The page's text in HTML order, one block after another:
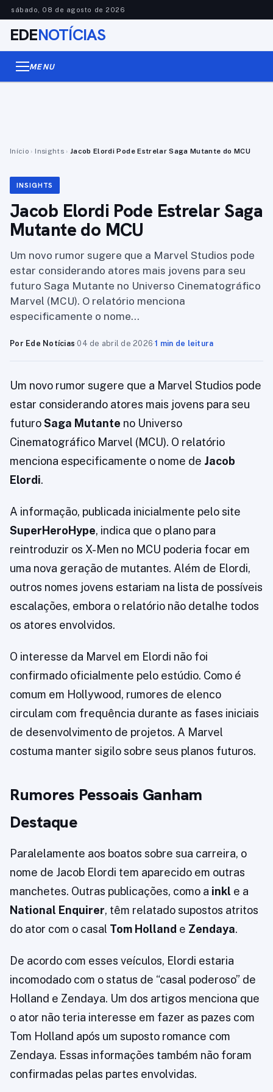
sábado, 08 de agosto de 2026
EDENOTÍCIAS
MENU
Início › Insights › Jacob Elordi Pode Estrelar Saga Mutante do MCU
INSIGHTS
Jacob Elordi Pode Estrelar Saga
Mutante do MCU
Um novo rumor sugere que a Marvel Studios pode
estar considerando atores mais jovens para seu
futuro Saga Mutante no Universo Cinematográfico
Marvel (MCU). O relatório menciona
especificamente o nome…
Por Ede Notícias·04 de abril de 2026·1 min de leitura
Um novo rumor sugere que a Marvel Studios pode
estar considerando atores mais jovens para seu
futuroSaga Mutante no Universo
Cinematográfico Marvel (MCU). O relatório
menciona especificamente o nome de Jacob
Elordi.
A informação, publicada inicialmente pelo site
SuperHeroHype, indica que o plano para
reintroduzir os X-Men no MCU poderia focar em
uma nova geração de mutantes. Além de Elordi,
outros nomes jovens estariam na lista de possíveis
escalações, embora o relatório não detalhe todos
os atores envolvidos.
O interesse da Marvel em Elordi não foi
confirmado oficialmente pelo estúdio. Como é
comum em Hollywood, rumores de elenco
circulam com frequência durante as fases iniciais
de desenvolvimento de projetos. A Marvel
costuma manter sigilo sobre seus planos futuros.
Rumores Pessoais Ganham
Destaque
Paralelamente aos boatos sobre sua carreira, o
nome de Jacob Elordi tem aparecido em outras
manchetes. Outras publicações, como a inkl e a
National Enquirer, têm relatado supostos atritos
do ator com o casal Tom Holland e Zendaya.
De acordo com esses veículos, Elordi estaria
incomodado com o status de “casal poderoso” de
Holland e Zendaya. Um dos artigos menciona que
o ator não teria interesse em fazer as pazes com
Tom Holland após um suposto romance com
Zendaya. Essas informações também não foram
confirmadas pelas partes envolvidas.